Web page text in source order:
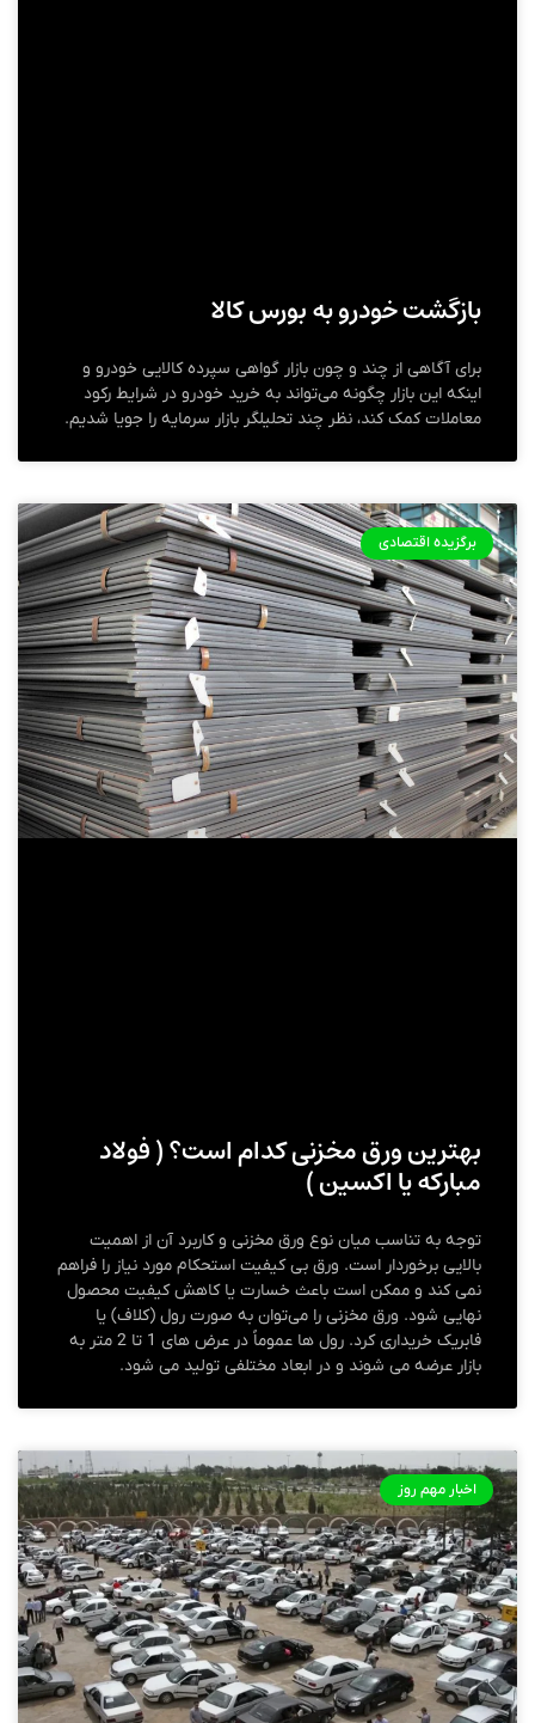
بازگشت خودرو به بورس کالا
برای آگاهی از چند و چون بازار گواهی سپرده کالایی خودرو و
اینکه این بازار چگونه می‌تواند به خرید خودرو در شرایط رکود
معاملات کمک کند، نظر چند تحلیلگر بازار سرمایه را جویا شدیم.
برگزیده اقتصادی
بهترین ورق مخزنی کدام است؟ ( فولاد
مبارکه یا اکسین )
توجه به تناسب میان نوع ورق مخزنی و کاربرد آن از اهمیت
بالایی برخوردار است. ورق بی کیفیت استحکام مورد نیاز را فراهم
نمی‌ کند و ممکن است باعث خسارت یا کاهش کیفیت محصول
نهایی شود. ورق مخزنی را می‌توان به صورت رول (کلاف) یا
فابریک خریداری کرد. رول‌ ها عموماً در عرض‌ های 1 تا 2 متر به
بازار عرضه می‌ شوند و در ابعاد مختلفی تولید می‌ شود.
اخبار مهم روز